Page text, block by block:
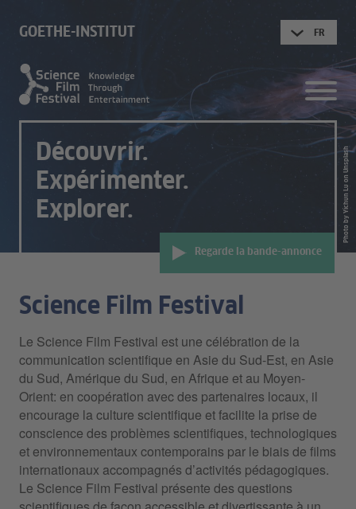
Photo by Yichun Lu on Unsplash
GOETHE-INSTITUT FR
Découvrir.
Expérimenter.
Explorer.
Regarde la bande-annonce
Science Film Festival
Le Science Film Festival est une célébration de la
communication scientifique en Asie du Sud-Est, en Asie
du Sud, Amérique du Sud, en Afrique et au Moyen-
Orient: en coopération avec des partenaires locaux, il
encourage la culture scientifique et facilite la prise de
conscience des problèmes scientifiques, technologiques
et environnementaux contemporains par le biais de films
internationaux accompagnés d’activités pédagogiques.
Le Science Film Festival présente des questions